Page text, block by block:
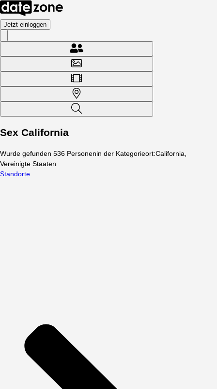
Jetzt einloggen
Sex California
Wurde gefunden 536 Personenin der Kategorieort:California,
Vereinigte Staaten
Standorte